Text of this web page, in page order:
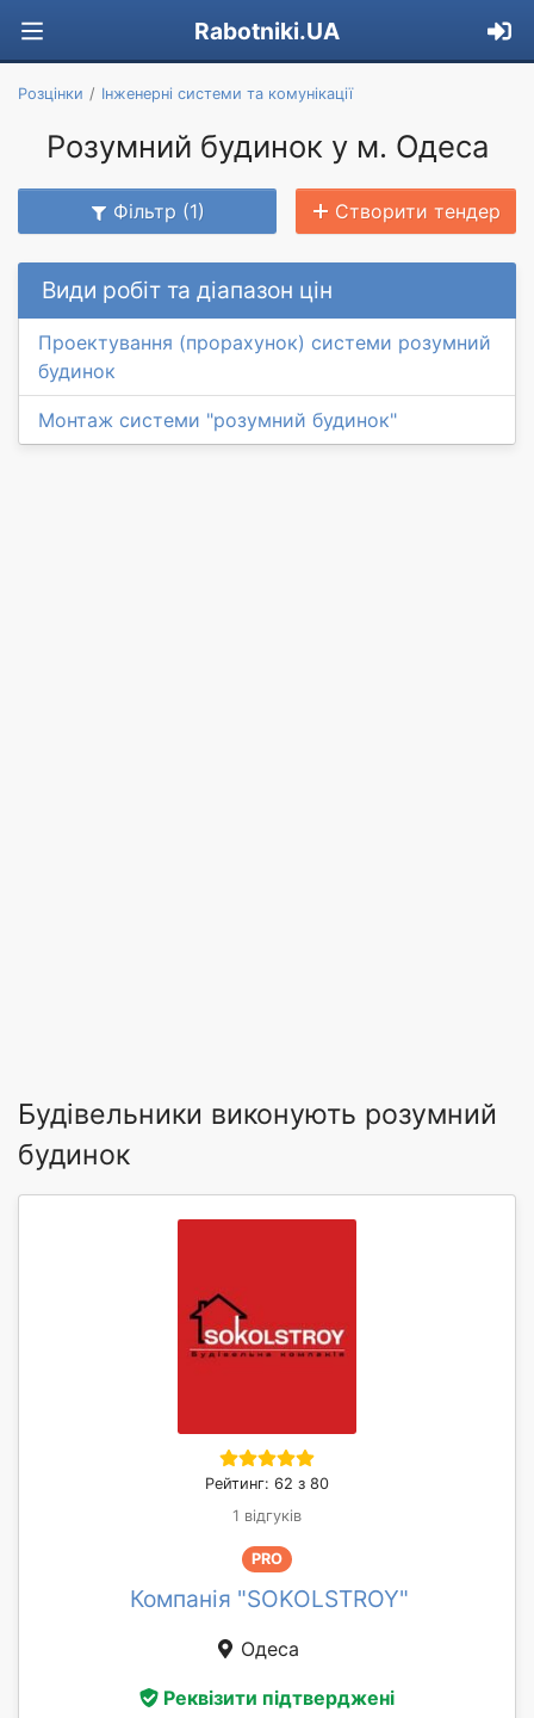
Rabotniki.UA
Розцінки Інженерні системи та комунікації
Розумний будинок у м. Одеса
Фільтр (1) Створити тендер
Види робіт та діапазон цін
Проектування (прорахунок) системи розумний
будинок
Монтаж системи "розумний будинок"
Будівельники виконують розумний
будинок
Рейтинг: 62 з 80
1 відгуків
PRO
Компанія "SOKOLSTROY"
Одеса
Реквізити підтверджені